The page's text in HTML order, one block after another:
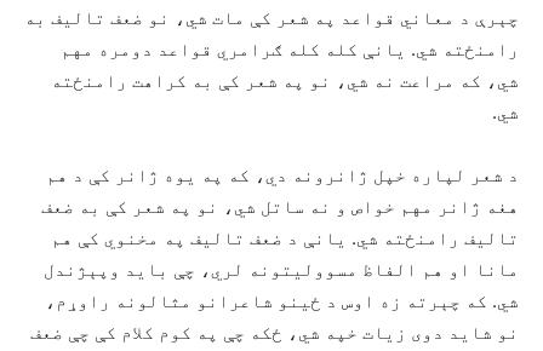
چېرې د معاني قواعد په شعر کې مات شي، نو ضعف تالیف به
رامنځته شي. یانې کله کله ګرامري قواعد دومره مهم
شي، که مراعت نه شي، نو په شعر کې به کراهت رامنځته
شي.
د شعر لپاره خپل ژانرونه دي، که په یوه ژانر کې د هم
هغه ژانر مهم خواص و نه ساتل شي، نو په شعر کې به ضعف
تالیف رامنځته شي. یانې د ضعف تالیف په مخنوي کې هم
مانا او هم الفاظ مسوولیتونه لري، چې باید وپېژندل
شي. که چېرته زه اوس د ځینو شاعرانو مثالونه راوړم،
نو شاید دوی زیات خپه شي، ځکه چې په کوم کلام کې چې ضعف